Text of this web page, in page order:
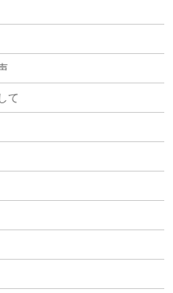
て